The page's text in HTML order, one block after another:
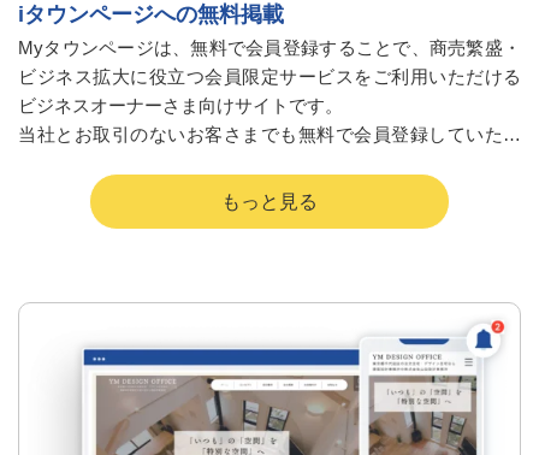
iタウンページへの無料掲載
Myタウンページは、無料で会員登録することで、商売繁盛・
ビジネス拡大に役立つ会員限定サービスをご利用いただける
ビジネスオーナーさま向けサイトです。
当社とお取引のないお客さまでも無料で会員登録していただ
この機会にぜひ、Myタウンページの会員限定サービスをチェ
ック・会員登録してみてください！